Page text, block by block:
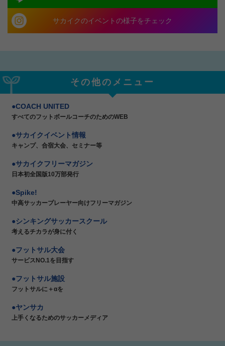
サカイクのイベントの様子をチェック
その他のメニュー
COACH UNITED
すべてのフットボールコーチのためのWEB
サカイクイベント情報
キャンプ、合宿大会、セミナー等
サカイクフリーマガジン
日本初全国版10万部発行
Spike!
中高サッカープレーヤー向けフリーマガジン
シンキングサッカースクール
考えるチカラが身に付く
フットサル大会
サービスNO.1を目指す
フットサル施設
フットサルに＋αを
ヤンサカ
上手くなるためのサッカーメディア